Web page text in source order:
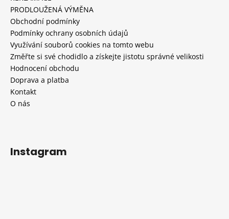
PRODLOUŽENÁ VÝMĚNA
Obchodní podmínky
Podmínky ochrany osobních údajů
Využívání souborů cookies na tomto webu
Změřte si své chodidlo a získejte jistotu správné velikosti
Hodnocení obchodu
Doprava a platba
Kontakt
O nás
Instagram